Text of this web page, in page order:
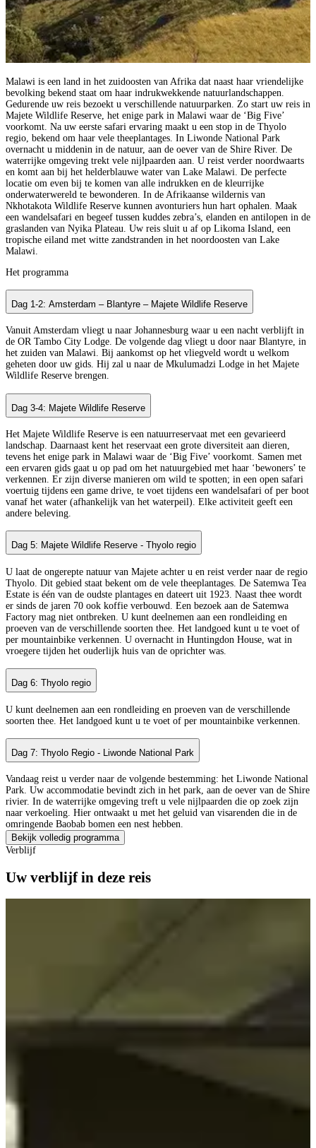
Malawi is een land in het zuidoosten van Afrika dat naast haar vriendelijke
bevolking bekend staat om haar indrukwekkende natuurlandschappen.
Gedurende uw reis bezoekt u verschillende natuurparken. Zo start uw reis in
Majete Wildlife Reserve, het enige park in Malawi waar de ‘Big Five’
voorkomt. Na uw eerste safari ervaring maakt u een stop in de Thyolo
regio, bekend om haar vele theeplantages. In Liwonde National Park
overnacht u middenin in de natuur, aan de oever van de Shire River. De
waterrijke omgeving trekt vele nijlpaarden aan. U reist verder noordwaarts
en komt aan bij het helderblauwe water van Lake Malawi. De perfecte
locatie om even bij te komen van alle indrukken en de kleurrijke
onderwaterwereld te bewonderen. In de Afrikaanse wildernis van
Nkhotakota Wildlife Reserve kunnen avonturiers hun hart ophalen. Maak
een wandelsafari en begeef tussen kuddes zebra’s, elanden en antilopen in de
graslanden van Nyika Plateau. Uw reis sluit u af op Likoma Island, een
tropische eiland met witte zandstranden in het noordoosten van Lake
Malawi.
Het programma
Dag 1-2: Amsterdam – Blantyre – Majete Wildlife Reserve
Vanuit Amsterdam vliegt u naar Johannesburg waar u een nacht verblijft in
de OR Tambo City Lodge. De volgende dag vliegt u door naar Blantyre, in
het zuiden van Malawi. Bij aankomst op het vliegveld wordt u welkom
geheten door uw gids. Hij zal u naar de Mkulumadzi Lodge in het Majete
Wildlife Reserve brengen.
Dag 3-4: Majete Wildlife Reserve
Het Majete Wildlife Reserve is een natuurreservaat met een gevarieerd
landschap. Daarnaast kent het reservaat een grote diversiteit aan dieren,
tevens het enige park in Malawi waar de ‘Big Five’ voorkomt. Samen met
een ervaren gids gaat u op pad om het natuurgebied met haar ‘bewoners’ te
verkennen. Er zijn diverse manieren om wild te spotten; in een open safari
voertuig tijdens een game drive, te voet tijdens een wandelsafari of per boot
vanaf het water (afhankelijk van het waterpeil). Elke activiteit geeft een
andere beleving.
Dag 5: Majete Wildlife Reserve - Thyolo regio
U laat de ongerepte natuur van Majete achter u en reist verder naar de regio
Thyolo. Dit gebied staat bekent om de vele theeplantages. De Satemwa Tea
Estate is één van de oudste plantages en dateert uit 1923. Naast thee wordt
er sinds de jaren 70 ook koffie verbouwd. Een bezoek aan de Satemwa
Factory mag niet ontbreken. U kunt deelnemen aan een rondleiding en
proeven van de verschillende soorten thee. Het landgoed kunt u te voet of
per mountainbike verkennen. U overnacht in Huntingdon House, wat in
vroegere tijden het ouderlijk huis van de oprichter was.
Dag 6: Thyolo regio
U kunt deelnemen aan een rondleiding en proeven van de verschillende
soorten thee. Het landgoed kunt u te voet of per mountainbike verkennen.
Dag 7: Thyolo Regio - Liwonde National Park
Vandaag reist u verder naar de volgende bestemming: het Liwonde National
Park. Uw accommodatie bevindt zich in het park, aan de oever van de Shire
rivier. In de waterrijke omgeving treft u vele nijlpaarden die op zoek zijn
naar verkoeling. Hier ontwaakt u met het geluid van visarenden die in de
omringende Baobab bomen een nest hebben.
Bekijk volledig programma
Verblijf
Uw verblijf in deze reis